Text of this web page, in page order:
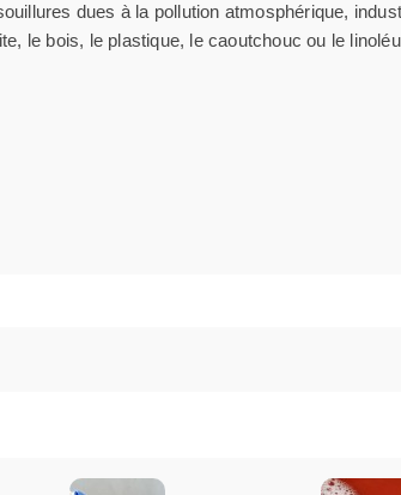
dues à la pollution atmosphérique,
le bois, le plastique, le caoutchouc ou le